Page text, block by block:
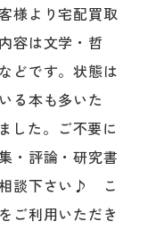
様より宅配買取
容は文学・哲
どです。状態は
る本も多いた
した。ご不要に
・評論・研究書
相談下さい♪ こ
ご利用いただき